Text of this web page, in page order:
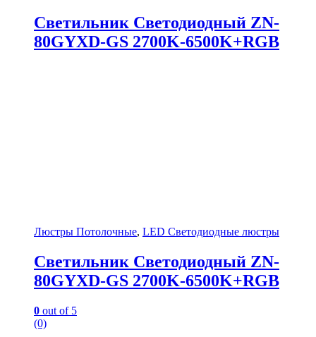
Светильник Светодиодный ZN-
80GYXD-GS 2700K-6500K+RGB
Люстры Потолочные, LED Светодиодные люстры
Светильник Светодиодный ZN-
80GYXD-GS 2700K-6500K+RGB
0 out of 5
(0)